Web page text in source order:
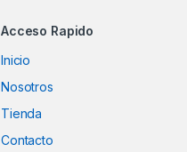
Acceso Rapido
Inicio
Nosotros
Tienda
Contacto